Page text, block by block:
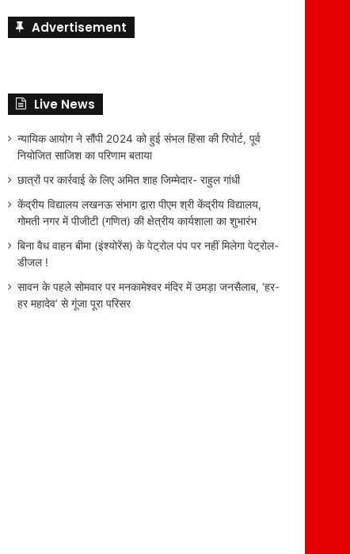
Advertisement
Live News
न्यायिक आयोग ने सौंपी 2024 को हुई संभल हिंसा की रिपोर्ट, पूर्व
नियोजित साजिश का परिणाम बताया
छात्रों पर कार्रवाई के लिए अमित शाह जिम्मेदार- राहुल गांधी
केंद्रीय विद्यालय लखनऊ संभाग द्वारा पीएम श्री केंद्रीय विद्यालय,
गोमती नगर में पीजीटी (गणित) की क्षेत्रीय कार्यशाला का शुभारंभ
बिना वैध वाहन बीमा (इंश्योरेंस) के पेट्रोल पंप पर नहीं मिलेगा पेट्रोल-
डीजल !
सावन के पहले सोमवार पर मनकामेश्वर मंदिर में उमड़ा जनसैलाब, ‘हर-
हर महादेव’ से गूंजा पूरा परिसर